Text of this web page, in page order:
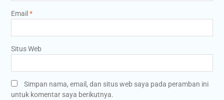
Email *
Situs Web
Simpan nama, email, dan situs web saya pada peramban ini
untuk komentar saya berikutnya.